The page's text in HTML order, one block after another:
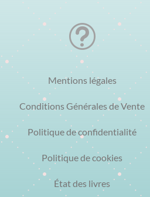
t
Mentions légales
Conditions Générales de Vente
Politique de confidentialité
Politique de cookies
État des livres